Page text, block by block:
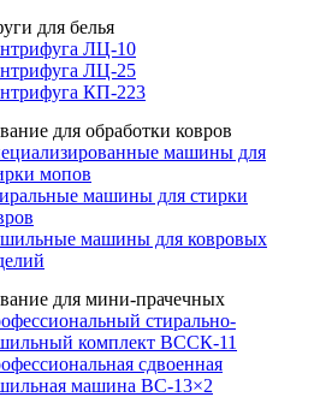
для белья
ЛЦ-10
ЛЦ-25
КП-223
для обработки ковров
машины для
мопов
машины для стирки
машины для ковровых
для мини-прачечных
стирально-
комплект ВССК-11
сдвоенная
машина ВС-13×2